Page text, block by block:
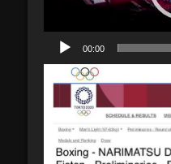
00:00